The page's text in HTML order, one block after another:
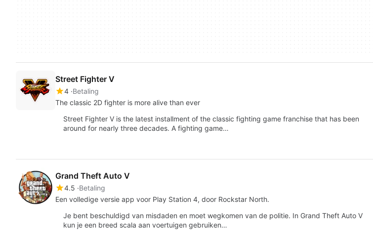
Street Fighter V
4 Betaling
The classic 2D fighter is more alive than ever
Street Fighter V is the latest installment of the classic fighting game franchise that has been
around for nearly three decades. A fighting game…
Grand Theft Auto V
4.5 Betaling
Een volledige versie app voor Play Station 4, door Rockstar North.
Je bent beschuldigd van misdaden en moet wegkomen van de politie. In Grand Theft Auto V
kun je een breed scala aan voertuigen gebruiken…